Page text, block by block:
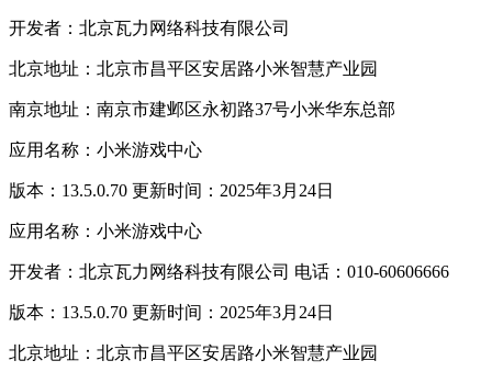
开发者：北京瓦力网络科技有限公司
北京地址：北京市昌平区安居路小米智慧产业园
南京地址：南京市建邺区永初路37号小米华东总部
应用名称：小米游戏中心
版本：13.5.0.70 更新时间：2025年3月24日
应用名称：小米游戏中心
开发者：北京瓦力网络科技有限公司 电话：010-60606666
版本：13.5.0.70 更新时间：2025年3月24日
北京地址：北京市昌平区安居路小米智慧产业园